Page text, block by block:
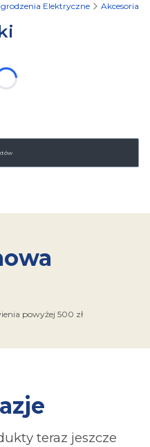
Elektryczne Akcesoria
powyżej 500 zł
teraz jeszcze